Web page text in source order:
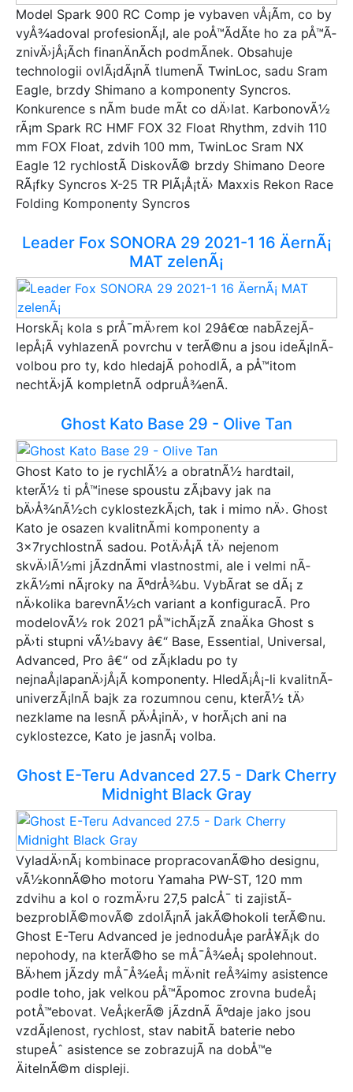
Model Spark 900 RC Comp je vybaven vÅ¡Ã­m, co by
vyÅ¾adoval profesionÃ¡l, ale poÅ™Ã­dÃ­te ho za pÅ™Ã­
znivÄ›jÅ¡Ã­ch finanÄnÃ­ch podmÃ­nek. Obsahuje
technologii ovlÃ¡dÃ¡nÃ­ tlumenÃ­ TwinLoc, sadu Sram
Eagle, brzdy Shimano a komponenty Syncros.
Konkurence s nÃ­m bude mÃ­t co dÄ›lat. KarbonovÃ½
rÃ¡m Spark RC HMF FOX 32 Float Rhythm, zdvih 110
mm FOX Float, zdvih 100 mm, TwinLoc Sram NX
Eagle 12 rychlostÃ­ DiskovÃ© brzdy Shimano Deore
RÃ¡fky Syncros X-25 TR PlÃ¡Å¡tÄ› Maxxis Rekon Race
Folding Komponenty Syncros
Leader Fox SONORA 29 2021-1 16 ÄernÃ¡
MAT zelenÃ¡
HorskÃ¡ kola s prÅ¯mÄ›rem kol 29â€œ nabÃ­zejÃ­
lepÅ¡Ã­ vyhlazenÃ­ povrchu v terÃ©nu a jsou ideÃ¡lnÃ­
volbou pro ty, kdo hledajÃ­ pohodlÃ­, a pÅ™itom
nechtÄ›jÃ­ kompletnÃ­ odpruÅ¾enÃ­.
Ghost Kato Base 29 - Olive Tan
Ghost Kato to je rychlÃ½ a obratnÃ½ hardtail,
kterÃ½ ti pÅ™inese spoustu zÃ¡bavy jak na
bÄ›Å¾nÃ½ch cyklostezkÃ¡ch, tak i mimo nÄ›. Ghost
Kato je osazen kvalitnÃ­mi komponenty a
3x7rychlostnÃ­ sadou. PotÄ›Å¡Ã­ tÄ› nejenom
skvÄ›lÃ½mi jÃ­zdnÃ­mi vlastnostmi, ale i velmi nÃ­
zkÃ½mi nÃ¡roky na ÃºdrÅ¾bu. VybÃ­rat se dÃ¡ z
nÄ›kolika barevnÃ½ch variant a konfiguracÃ­. Pro
modelovÃ½ rok 2021 pÅ™ichÃ¡zÃ­ znaÄka Ghost s
pÄ›ti stupni vÃ½bavy â€“ Base, Essential, Universal,
Advanced, Pro â€“ od zÃ¡kladu po ty
nejnaÅ¡lapanÄ›jÅ¡Ã­ komponenty. HledÃ¡Å¡-li kvalitnÃ­
univerzÃ¡lnÃ­ bajk za rozumnou cenu, kterÃ½ tÄ›
nezklame na lesnÃ­ pÄ›Å¡inÄ›, v horÃ¡ch ani na
cyklostezce, Kato je jasnÃ¡ volba.
Ghost E-Teru Advanced 27.5 - Dark Cherry
Midnight Black Gray
VyladÄ›nÃ¡ kombinace propracovanÃ©ho designu,
vÃ½konnÃ©ho motoru Yamaha PW-ST, 120 mm
zdvihu a kol o rozmÄ›ru 27,5 palcÅ¯ ti zajistÃ­
bezproblÃ©movÃ© zdolÃ¡nÃ­ jakÃ©hokoli terÃ©nu.
Ghost E-Teru Advanced je jednoduÅ¡e parÅ¥Ã¡k do
nepohody, na kterÃ©ho se mÅ¯Å¾eÅ¡ spolehnout.
BÄ›hem jÃ­zdy mÅ¯Å¾eÅ¡ mÄ›nit reÅ¾imy asistence
podle toho, jak velkou pÅ™Ã­pomoc zrovna budeÅ¡
potÅ™ebovat. VeÅ¡kerÃ© jÃ­zdnÃ­ Ãºdaje jako jsou
vzdÃ¡lenost, rychlost, stav nabitÃ­ baterie nebo
stupeÅˆ asistence se zobrazujÃ­ na dobÅ™e
ÄitelnÃ©m displeji.